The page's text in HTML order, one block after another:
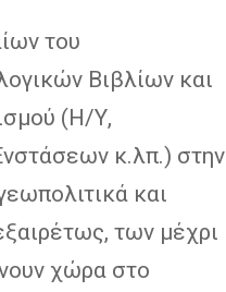
του
Βιβλίων και
(Η/Υ,
κ.λπ.) στην
και
των μέχρι
χώρα στο